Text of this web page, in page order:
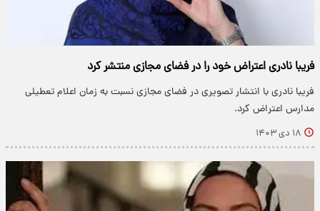
فریبا نادری اعتراض خود را در فضای مجازی منتشر کرد
فریبا نادری با انتشار تصویری در فضای مجازی نسبت به زمان اعلام تعطیلی
مدارس اعتراض کرد.
۱۸ دی ۱۴۰۳